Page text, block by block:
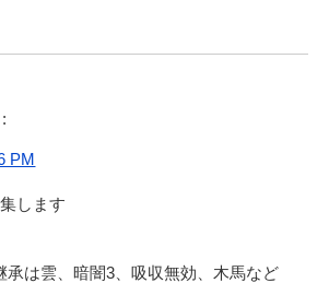
PM
します
承は雲、暗闇3、吸収無効、木馬など